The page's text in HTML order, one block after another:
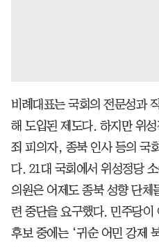
비례대표는 국회의 전문성과
해 도입된 제도다. 하지만 위
죄 피의자, 종북 인사 등의 국
다. 21대 국회에서 위성정당
의원은 어제도 종북 성향 단체
련 중단을 요구했다. 민주당이
후보 중에는 ‘귀순 어민 강제